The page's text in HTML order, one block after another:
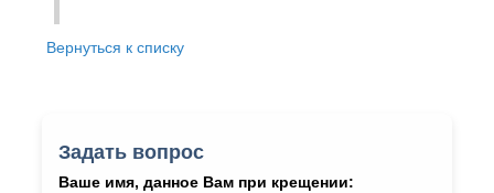
Вернуться к списку
Задать вопрос
Ваше имя, данное Вам при крещении: